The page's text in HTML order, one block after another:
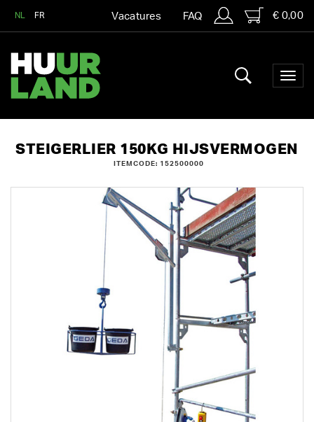
NL FR Vacatures FAQ € 0,00
STEIGERLIER 150KG HIJSVERMOGEN
ITEMCODE: 152500000